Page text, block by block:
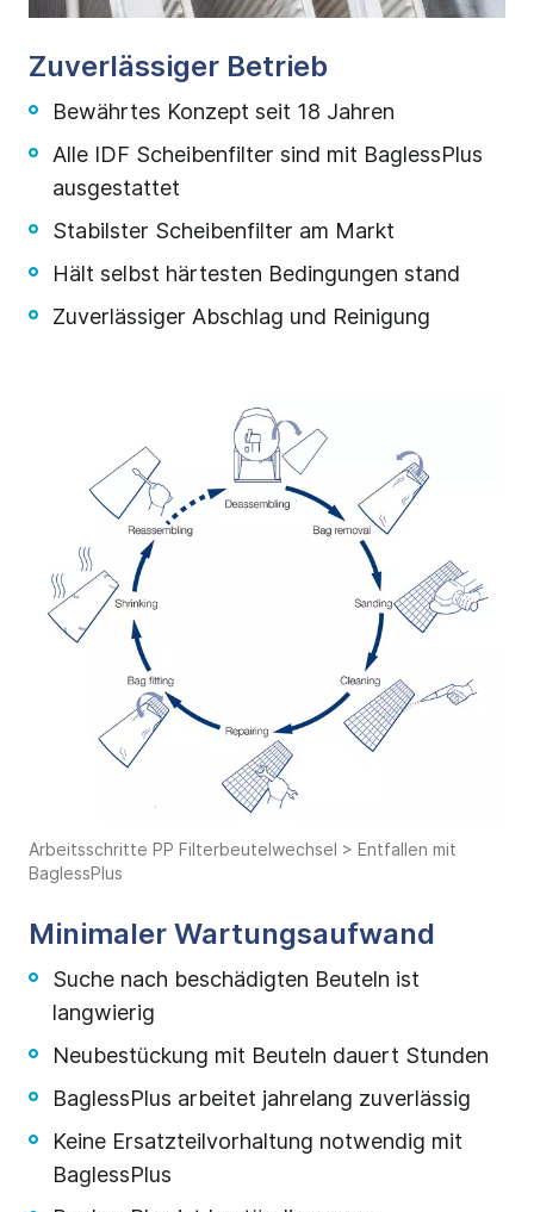
Zuverlässiger Betrieb
Bewährtes Konzept seit 18 Jahren
Alle IDF Scheibenfilter sind mit BaglessPlus
ausgestattet
Stabilster Scheibenfilter am Markt
Hält selbst härtesten Bedingungen stand
Zuverlässiger Abschlag und Reinigung
Arbeitsschritte PP Filterbeutelwechsel > Entfallen mit
BaglessPlus
Minimaler Wartungsaufwand
Suche nach beschädigten Beuteln ist
langwierig
Neubestückung mit Beuteln dauert Stunden
BaglessPlus arbeitet jahrelang zuverlässig
Keine Ersatzteilvorhaltung notwendig mit
BaglessPlus